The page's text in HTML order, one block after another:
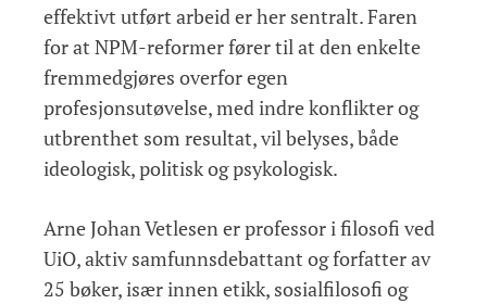
effektivt utført arbeid er her sentralt. Faren
for at NPM-reformer fører til at den enkelte
fremmedgjøres overfor egen
profesjonsutøvelse, med indre konflikter og
utbrenthet som resultat, vil belyses, både
ideologisk, politisk og psykologisk.
Arne Johan Vetlesen er professor i filosofi ved
UiO, aktiv samfunnsdebattant og forfatter av
25 bøker, især innen etikk, sosialfilosofi og